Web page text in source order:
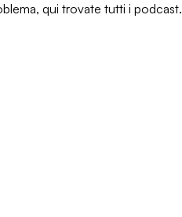
qui trovate tutti i podcast.